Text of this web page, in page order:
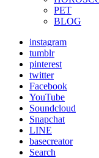
PET
BLOG
instagram
tumblr
pinterest
twitter
Facebook
YouTube
Soundcloud
Snapchat
LINE
basecreator
Search